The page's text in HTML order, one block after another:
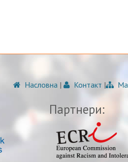
Насловна | Контакт |
Партнери: